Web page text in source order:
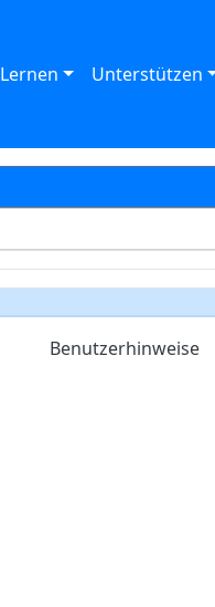
Lernen Unterstützen
Benutzerhinweise